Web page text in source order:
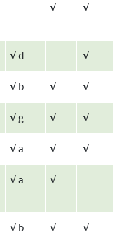
- √ √
√d - √
√ b √ √
√g √ √
√a √ √
√a √
√ b √ √